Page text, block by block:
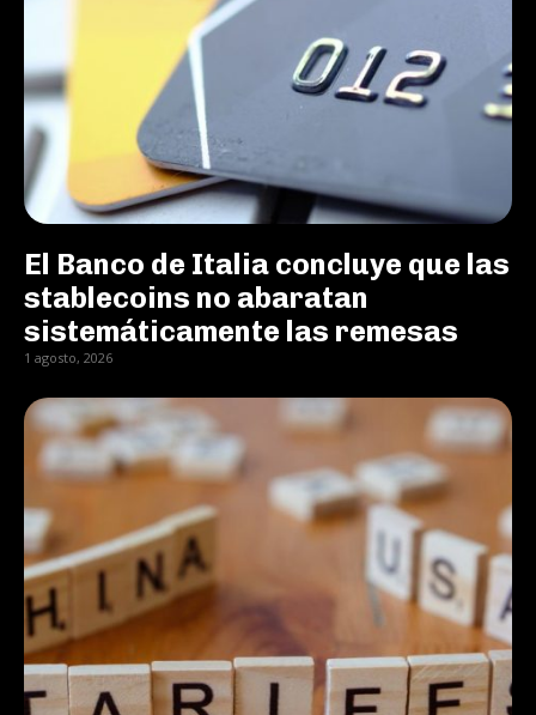
El Banco de Italia concluye que las
stablecoins no abaratan
sistemáticamente las remesas
1 agosto, 2026